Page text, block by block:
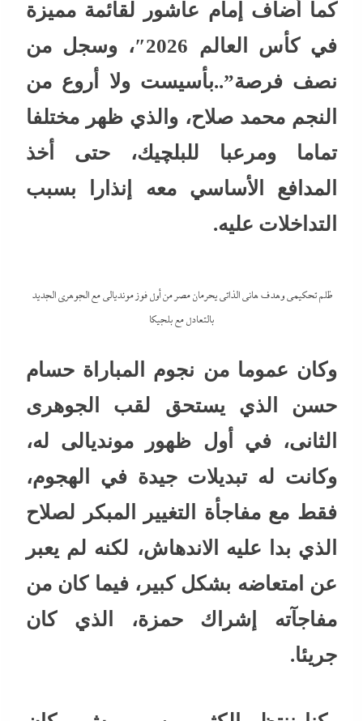
كما أضاف إمام عاشور لقائمة مميزة
في كأس العالم 2026″، وسجل من
نصف فرصة”..بأسيست ولا أروع من
النجم محمد صلاح، والذي ظهر مختلفا
تماما ومرعبا للبلچيك، حتى أخذ
المدافع الأساسي معه إنذارا بسبب
التداخلات عليه.
ظلم تحكيمى وهدف هانى الذاتى يحرمان مصر من أول فوز مونديالى مع الجوهري الجديد
بالتعادل مع بلجيكا
وكان عموما من نجوم المباراة حسام
حسن الذي يستحق لقب الجوهرى
الثانى، في أول ظهور مونديالى له،
وكانت له تبديلات جيدة في الهجوم،
فقط مع مفاجأة التغيير المبكر لصلاح
الذي بدا عليه الاندهاش، لكنه لم يعبر
عن امتعاضه بشكل كبير، فيما كان من
مفاجآته إشراك حمزة، الذي كان
جريئا.